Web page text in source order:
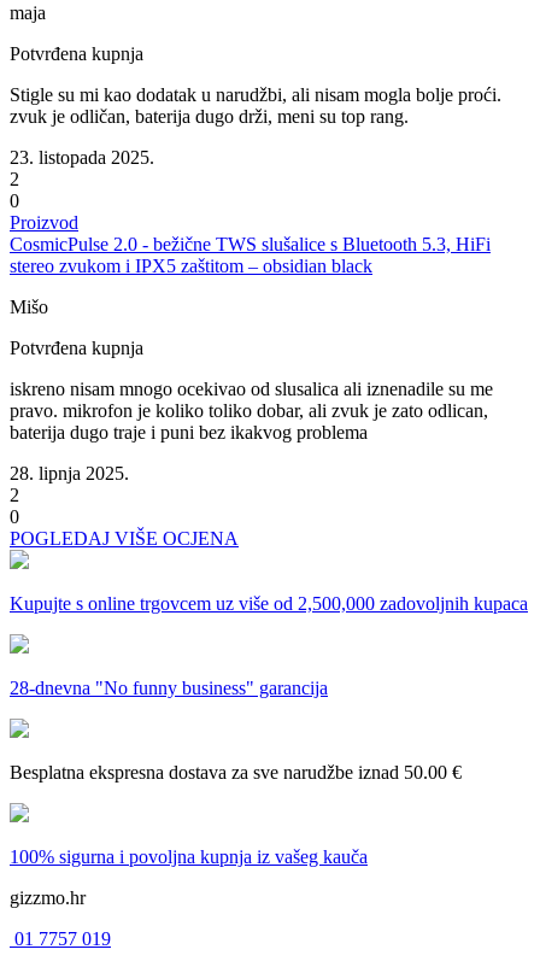
maja
Potvrđena kupnja
Stigle su mi kao dodatak u narudžbi, ali nisam mogla bolje proći.
zvuk je odličan, baterija dugo drži, meni su top rang.
23. listopada 2025.
2
0
Proizvod
CosmicPulse 2.0 - bežične TWS slušalice s Bluetooth 5.3, HiFi
stereo zvukom i IPX5 zaštitom – obsidian black
Mišo
Potvrđena kupnja
iskreno nisam mnogo ocekivao od slusalica ali iznenadile su me
pravo. mikrofon je koliko toliko dobar, ali zvuk je zato odlican,
baterija dugo traje i puni bez ikakvog problema
28. lipnja 2025.
2
0
POGLEDAJ VIŠE OCJENA
Kupujte s online trgovcem uz više od 2,500,000 zadovoljnih kupaca
28-dnevna "No funny business" garancija
Besplatna ekspresna dostava za sve narudžbe iznad 50.00 €
100% sigurna i povoljna kupnja iz vašeg kauča
gizzmo.hr
01 7757 019